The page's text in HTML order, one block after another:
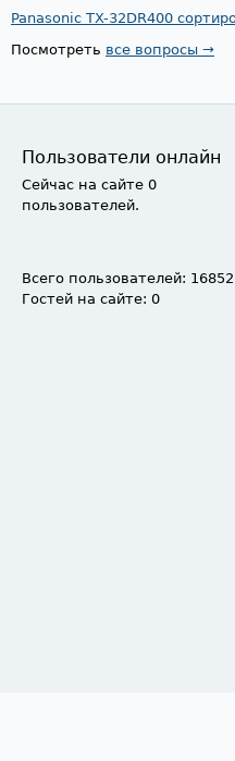
Panasonic TX-32DR400
Посмотреть все вопросы →
Пользователи онлайн
Сейчас на сайте 0
пользователей.
Всего пользователей: 16852
Гостей на сайте: 0